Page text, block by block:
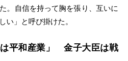
。自信を持って胸を張り、互いに
い」と呼び掛けた。
平和産業」 金子大臣は戦